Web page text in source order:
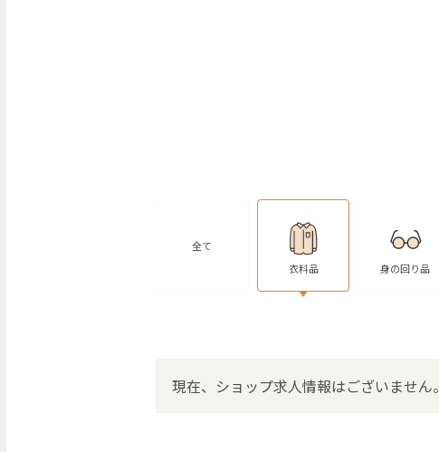
全て
衣料品
身の回り品
現在、ショップ求人情報はございません。